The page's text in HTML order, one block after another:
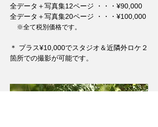
全データ＋写真集12ページ ・・・¥90,000
全データ＋写真集20ページ ・・・¥100,000
※全て税別価格です。
​＊ プラス¥10,000でスタジオ＆近隣外ロケ２
箇所での撮影が可能です。